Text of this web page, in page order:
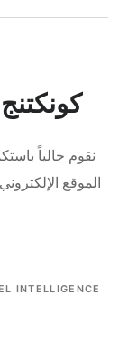
نقوم حالياً
الموقع
INTELLIGENCE